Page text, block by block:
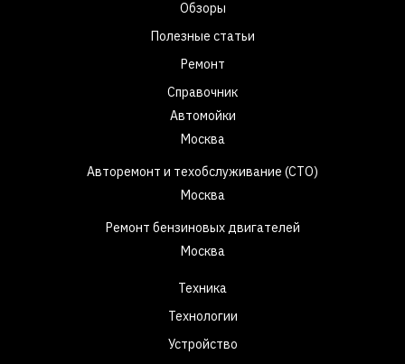
Обзоры
Полезные статьи
Ремонт
Справочник
Автомойки
Москва
Авторемонт и техобслуживание (СТО)
Москва
Ремонт бензиновых двигателей
Москва
Техника
Технологии
Устройство